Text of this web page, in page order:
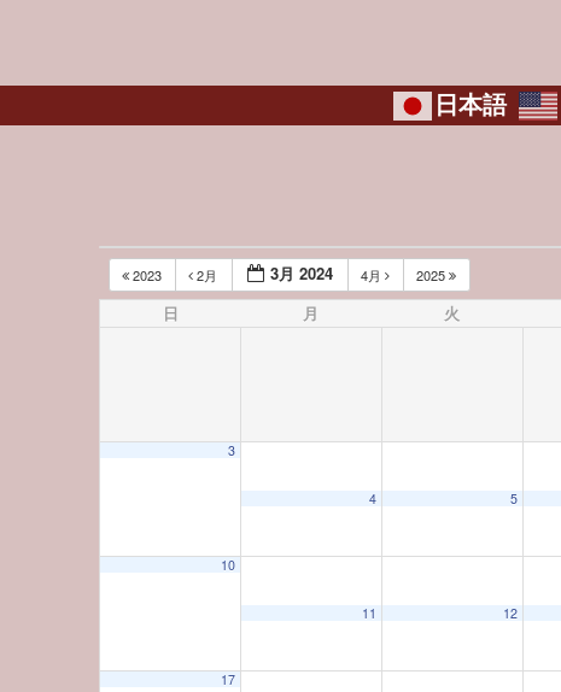
日本語
2023 2月 3月 2024 4月 2025
日 月 火
3
4 5
10
11 12
17